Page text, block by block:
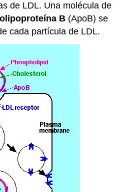
de LDL. Una molécula de
B (ApoB) se
cada partícula de LDL.